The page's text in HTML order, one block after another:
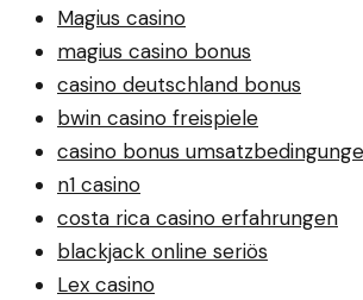
Magius casino
magius casino bonus
casino deutschland bonus
bwin casino freispiele
casino bonus
n1 casino
costa rica casino erfahrungen
blackjack online seriös
Lex casino